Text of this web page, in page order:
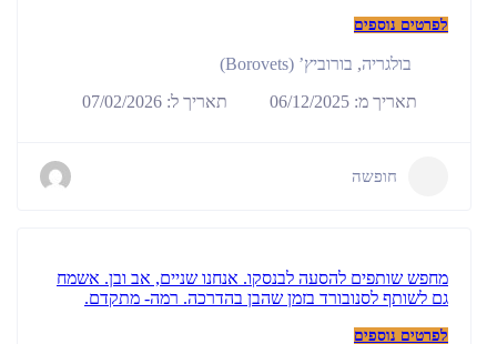
לפרטים נוספים
בולגריה, בורוביץ’ (Borovets)
תאריך מ: 06/12/2025
תאריך ל: 07/02/2026
חופשה
מחפש שותפים להסעה לבנסקו. אנחנו שניים, אב ובן. אשמח
גם לשותף לסנובורד בזמן שהבן בהדרכה. רמה- מתקדם.
לפרטים נוספים